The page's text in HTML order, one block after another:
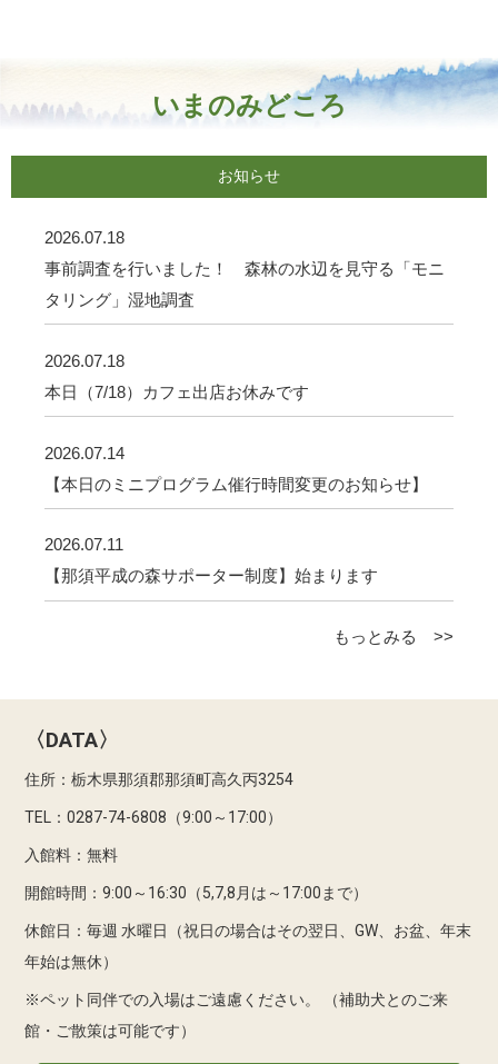
いまのみどころ
お知らせ
2026.07.18
事前調査を行いました！ 森林の水辺を見守る「モニ
タリング」湿地調査
2026.07.18
本日（7/18）カフェ出店お休みです
2026.07.14
【本日のミニプログラム催行時間変更のお知らせ】
2026.07.11
【那須平成の森サポーター制度】始まります
もっとみる >>
〈DATA〉
住所：栃木県那須郡那須町高久丙3254
TEL：0287-74-6808（9:00～17:00）
入館料：無料
開館時間：9:00～16:30（5,7,8月は～17:00まで）
休館日：毎週 水曜日（祝日の場合はその翌日、GW、お盆、年末
年始は無休）
※ペット同伴での入場はご遠慮ください。
（補助犬とのご来
館・ご散策は可能です）